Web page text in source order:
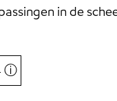
in de
ⓘ